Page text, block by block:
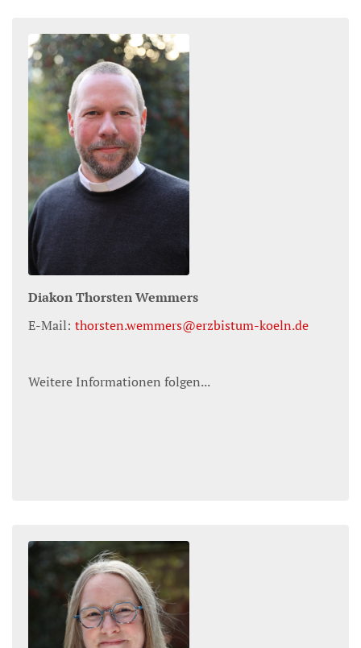
DiakonThorstenWemmers
E-Mail: thorsten.wemmers@erzbistum-koeln.de
Weitere Informationen folgen...